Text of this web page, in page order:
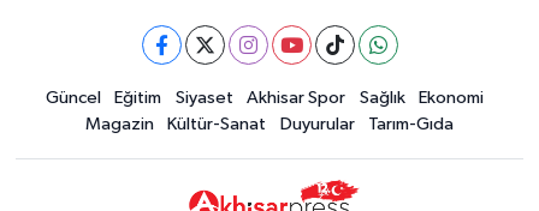
durumu
14:53Altın fiyatları haftaya
yükselişle başladı! İşte 3 Ağustos
güncel fiyatlar
Yerel Haber
Güncel Eğitim Siyaset Akhisar Spor Sağlık
Ekonomi
Magazin
Kültür-Sanat Duyurular Tarım-Gıda